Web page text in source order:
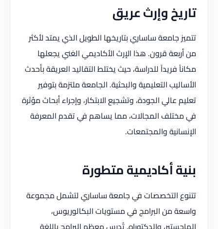
تاريخ وإرث عريق
تتميز جامعة ساساري بتاريخها الطويل الذي يمتد لأكثر
من أربعة قرون. هذا الإرث الأكاديمي الغني يجعلها
مكاناً فريداً للدراسة، حيث يختلط التقاليد العريقة بأحدث
الأساليب التعليمية والبحثية. الجامعة ملتزمة بتوفير
تعليم عالي الجودة، وتشجيع الابتكار، وإجراء أبحاث مؤثرة
في مختلف المجالات، مما يساهم في تقدم المعرفة
الإنسانية والمجتمعات.
بنية أكاديمية متطورة
تتنوع التخصصات في جامعة ساساري لتشمل مجموعة
واسعة من البرامج في مستويات البكالوريوس،